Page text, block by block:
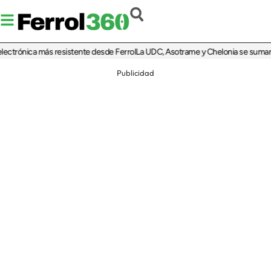
más resistente desde FerrolLa UDC, Asotrame y Chelonia se suman al
Publicidad